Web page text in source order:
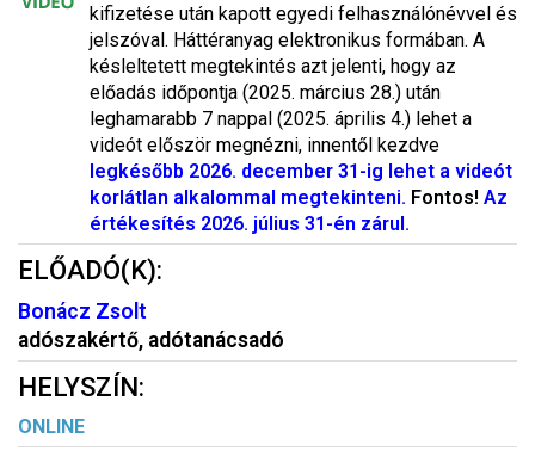
kifizetése után kapott egyedi felhasználónévvel és
jelszóval. Háttéranyag elektronikus formában. A
késleltetett megtekintés azt jelenti, hogy az
előadás időpontja (2025. március 28.) után
leghamarabb 7 nappal (2025. április 4.) lehet a
videót először megnézni, innentől kezdve
legkésőbb 2026. december 31-ig lehet a videót
korlátlan alkalommal megtekinteni. Fontos! Az
értékesítés 2026. július 31-én zárul.
ELŐADÓ(K):
Bonácz Zsolt
adószakértő, adótanácsadó
HELYSZÍN:
ONLINE